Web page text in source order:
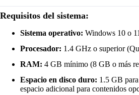
Requisitos del sistema:
Sistema operativo: Windows 10 o
Procesador: 1.4 GHz o superior
RAM: 4 GB mínimo (8 GB o más
Espacio en disco duro: 1.5 GB
espacio adicional para contenidos